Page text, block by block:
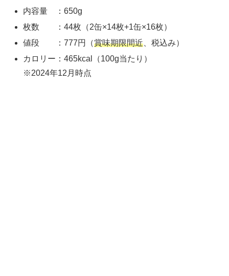
内容量 ：650g
枚数 ：44枚（2缶×14枚+1缶×16枚）
値段 ：777円（賞味期限間近 、税込み）
カロリー：465kcal（100g当たり）
※2024年12月時点